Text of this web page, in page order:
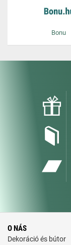
Bonu
O NÁS
Dekoráció és bútor